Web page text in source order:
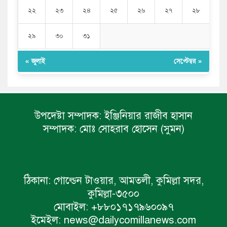
২২ ২৩ ২৪ ২৫ ২৬ ২৭ ২৮
২৯ ৩০ ৩১
« জুলাই সেপ্টেম্বর »
উপদেষ্টা সম্পাদক: ইঞ্জিনিয়ার রাজীব হাসান
সম্পাদক: মোঃ সোহরাব হোসেন (সুমন)
ঠিকানা: গোল্ডেন টাওয়ার, আমতলী, কুমিল্লা সদর,
কুমিল্লা-৩৫০০
মোবাইল: +৮৮০১৭১৭৯৬০০৯৭
ইমেইল: news@dailycomillanews.com